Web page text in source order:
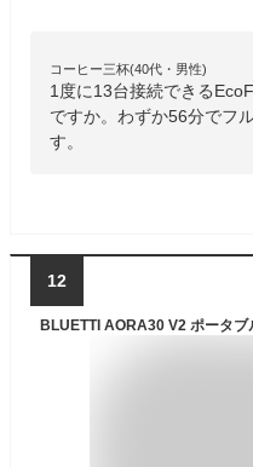
コーヒー三杯(40代・男性)
1度に13台接続できる
ですか。わずか56分でフ
す。
12